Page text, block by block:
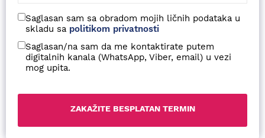
Saglasan sam sa obradom mojih ličnih podataka u
skladu sa politikom privatnosti
Saglasan/na sam da me kontaktirate putem
digitalnih kanala (WhatsApp, Viber, email) u vezi
mog upita.